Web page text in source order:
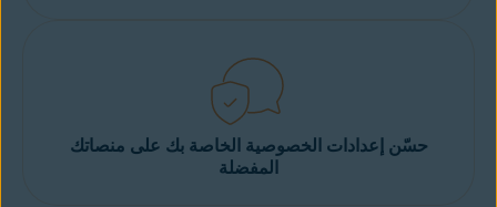
حسّن إعدادات الخصوصية الخاصة بك على منصاتك
المفضلة